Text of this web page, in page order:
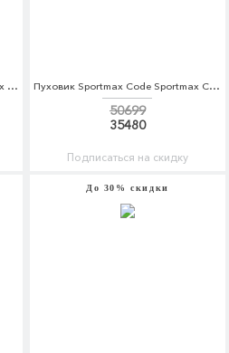
Футболка Sportmax Code Sportmax Code SP027EWBSXP6 Пуховик Sportmax Code Sportmax Code SP027EWBSXJ2
50699
35480
Подписаться на скидку
До 30% скидки